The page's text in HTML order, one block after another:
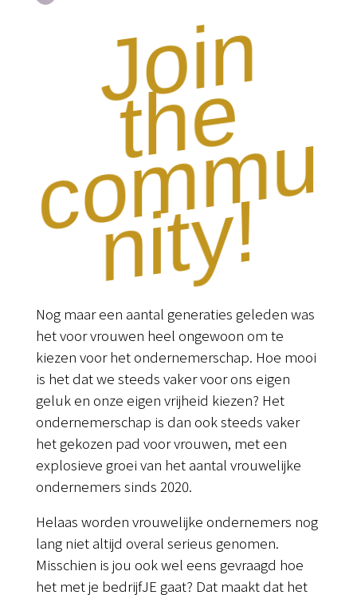
J
o
i
n
t
h
e
c
o
m
m
u
n
i
t
y
!
Nog maar een aantal generaties geleden was
het voor vrouwen heel ongewoon om te
kiezen voor het ondernemerschap. Hoe mooi
is het dat we steeds vaker voor ons eigen
geluk en onze eigen vrijheid kiezen? Het
ondernemerschap is dan ook steeds vaker
het gekozen pad voor vrouwen, met een
explosieve groei van het aantal vrouwelijke
ondernemers sinds 2020.
Helaas worden vrouwelijke ondernemers nog
lang niet altijd overal serieus genomen.
Misschien is jou ook wel eens gevraagd hoe
het met je bedrijfJE gaat? Dat maakt dat het